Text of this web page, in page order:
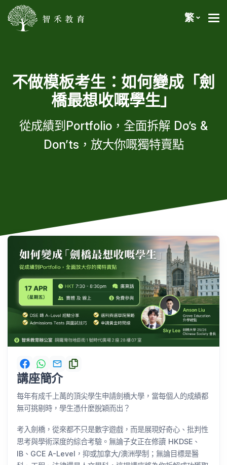
繁
不做模板考生：如何變成「劍
橋最想收嘅學生」
從成績到Portfolio，全面拆解 Do’s &
Don’ts，放大你嘅獨特賣點
講座簡介
每年有成千上萬的頂尖學生申請劍橋大學，當每個人的成績都
無可挑剔時，學生憑什麼脫穎而出？
考入劍橋，從來都不只是數字遊戲，而是展現好奇心、批判性
思考與學術深度的綜合考驗。無論子女正在修讀 HKDSE、
IB、GCE A-Level，抑或加拿大/澳洲學制；無論目標是醫